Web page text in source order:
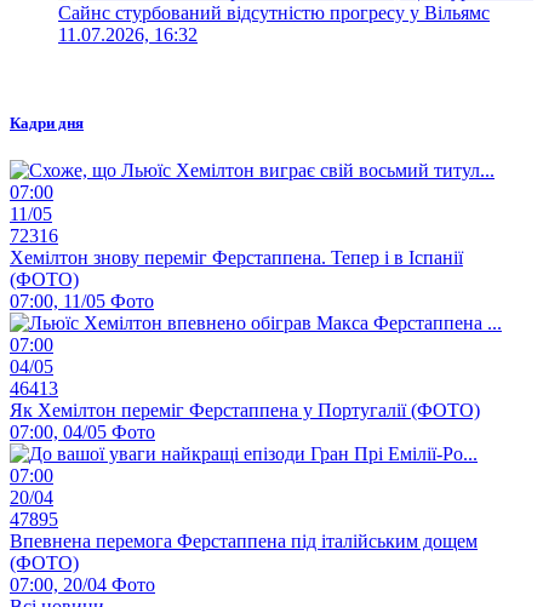
Сайнс стурбований відсутністю прогресу у Вільямс
11.07.2026, 16:32
Кадри дня
07:00
11/05
72316
Хемілтон знову переміг Ферстаппена. Тепер і в Іспанії
(ФОТО)
07:00, 11/05 Фото
07:00
04/05
46413
Як Хемілтон переміг Ферстаппена у Португалії (ФОТО)
07:00, 04/05 Фото
07:00
20/04
47895
Впевнена перемога Ферстаппена під італійським дощем
(ФОТО)
07:00, 20/04 Фото